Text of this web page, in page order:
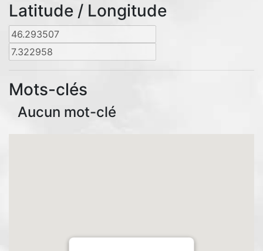
Latitude / Longitude
Mots-clés
Aucun mot-clé